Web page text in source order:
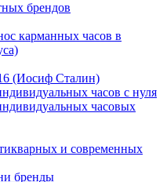
брендов
карманных часов в
(Иосиф Сталин)
часов с нуля
часовых
и современных
бренды